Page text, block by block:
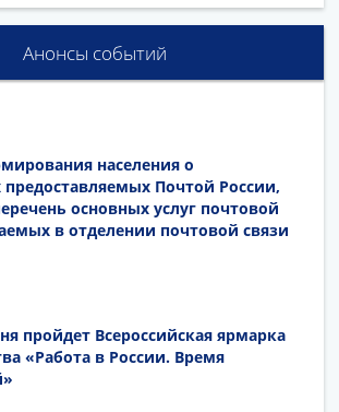
Анонсы событий
населения о
Почтой России,
основных услуг почтовой
в отделении почтовой связи
пройдет Всероссийская ярмарка
«Работа в России. Время